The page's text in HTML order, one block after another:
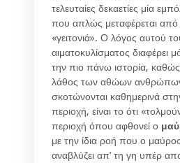
τελευταίες δεκαετίες μία
που απλώς μεταφέρεται από
«γειτονιά». Ο λόγος αυτού
αιματοκυλίσματος διαφέρει
την πιο πάνω ιστορία,
λάθος των αθώων
σκοτώνονται καθημερινά
περιοχή, είναι το ότι
περιοχή όπου αφθονεί ο
με την ίδια ροή που ο
αναβλύζει απ’ τη γη υπέρ